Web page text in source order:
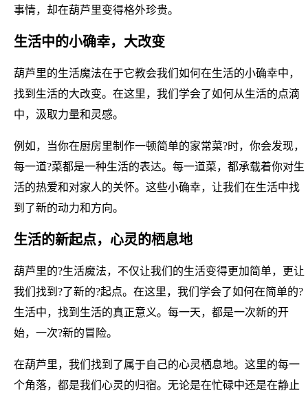
事情，却在葫芦里变得格外珍贵。
生活中的小确幸，大改变
葫芦里的生活魔法在于它教会我们如何在生活的小确幸中，
找到生活的大改变。在这里，我们学会了如何从生活的点滴
中，汲取力量和灵感。
例如，当你在厨房里制作一顿简单的家常菜?时，你会发现，
每一道?菜都是一种生活的表达。每一道菜，都承载着你对生
活的热爱和对家人的关怀。这些小确幸，让我们在生活中找
到了新的动力和方向。
生活的新起点，心灵的栖息地
葫芦里的?生活魔法，不仅让我们的生活变得更加简单，更让
我们找到?了新的?起点。在这里，我们学会了如何在简单的?
生活中，找到生活的真正意义。每一天，都是一次新的开
始，一次?新的冒险。
在葫芦里，我们找到了属于自己的心灵栖息地。这里的每一
个角落，都是我们心灵的归宿。无论是在忙碌中还是在静止